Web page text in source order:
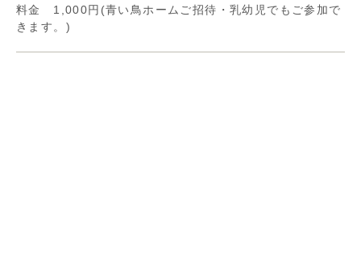
料金 1,000円(青い鳥ホームご招待・乳幼児でもご参加で
きます。)